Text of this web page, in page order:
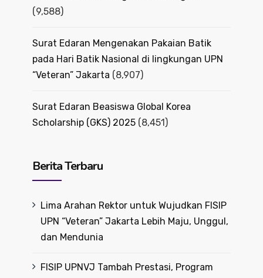
(9,588)
Surat Edaran Mengenakan Pakaian Batik
pada Hari Batik Nasional di lingkungan UPN
“Veteran” Jakarta (8,907)
Surat Edaran Beasiswa Global Korea
Scholarship (GKS) 2025 (8,451)
Berita Terbaru
Lima Arahan Rektor untuk Wujudkan FISIP
UPN “Veteran” Jakarta Lebih Maju, Unggul,
dan Mendunia
FISIP UPNVJ Tambah Prestasi, Program